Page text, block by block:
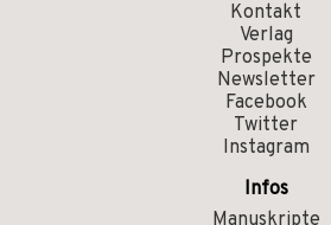
Kontakt
Verlag
Prospekte
Newsletter
Facebook
Twitter
Instagram
Infos
Manuskripte